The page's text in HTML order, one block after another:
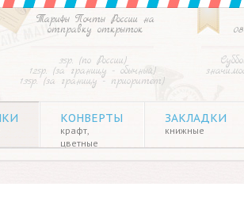
Тарифы Почты России на
отправку открыток
35р. (по России)
125р. (за границу - обычный)
135р. (за границу - приоритет)
КОНВЕРТЫ
крафт,
цветные
ЗАКЛАДКИ
книжные